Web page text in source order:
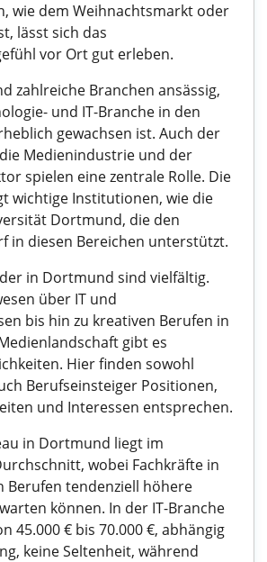
wie dem Weihnachtsmarkt oder
lässt sich das
vor Ort gut erleben.
zahlreiche Branchen ansässig,
und IT-Branche in den
gewachsen ist. Auch der
Medienindustrie und der
spielen eine zentrale Rolle. Die
wichtige Institutionen, wie die
Dortmund, die den
in diesen Bereichen unterstützt.
in Dortmund sind vielfältig.
über IT und
bis hin zu kreativen Berufen in
gibt es
Hier finden sowohl
Berufseinsteiger Positionen,
und Interessen entsprechen.
in Dortmund liegt im
wobei Fachkräfte in
Berufen tendenziell höhere
können. In der IT-Branche
45.000 € bis 70.000 €, abhängig
keine Seltenheit, während